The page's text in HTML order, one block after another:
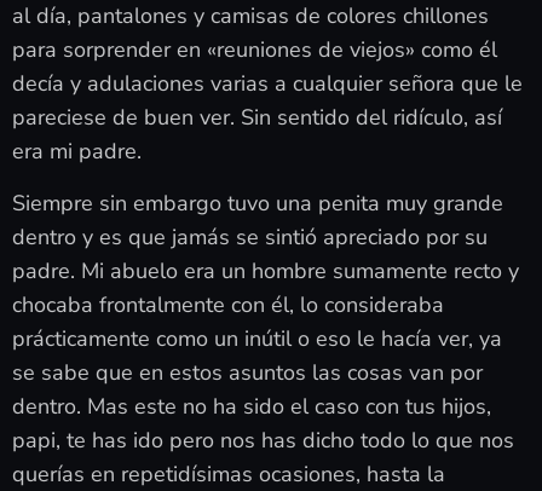
al día, pantalones y camisas de colores chillones
para sorprender en «reuniones de viejos» como él
decía y adulaciones varias a cualquier señora que le
pareciese de buen ver. Sin sentido del ridículo, así
era mi padre.
Siempre sin embargo tuvo una penita muy grande
dentro y es que jamás se sintió apreciado por su
padre. Mi abuelo era un hombre sumamente recto y
chocaba frontalmente con él, lo consideraba
prácticamente como un inútil o eso le hacía ver, ya
se sabe que en estos asuntos las cosas van por
dentro. Mas este no ha sido el caso con tus hijos,
papi, te has ido pero nos has dicho todo lo que nos
querías en repetidísimas ocasiones, hasta la